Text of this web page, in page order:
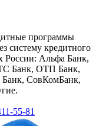
программы
систему кредитного
России: Альфа Банк,
Банк, ОТП Банк,
Банк, СовКомБанк,
55-81